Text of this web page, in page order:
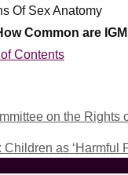
Of Sex Anatomy
Common are
Contents
on the
as ‘Harmful